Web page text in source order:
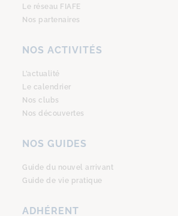
Le réseau FIAFE
Nos partenaires
NOS ACTIVITÉS
L’actualité
Le calendrier
Nos clubs
Nos découvertes
NOS GUIDES
Guide du nouvel arrivant
Guide de vie pratique
ADHÉRENT